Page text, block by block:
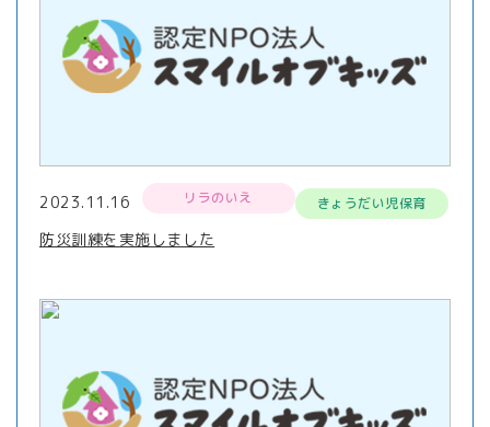
2023.11.16 リラのいえ きょうだい児保育
防災訓練を実施しました